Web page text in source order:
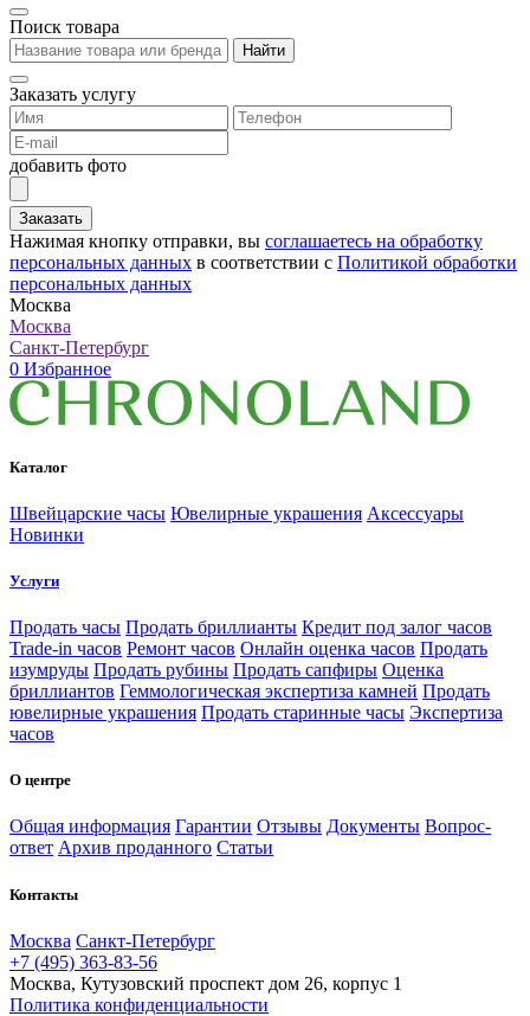
Поиск товара
Найти
Заказать услугу
добавить фото
Заказать
Нажимая кнопку отправки, вы соглашаетесь на обработку
персональных данных в соответствии с Политикой обработки
персональных данных
Москва
Москва
Санкт-Петербург
0 Избранное
Каталог
Швейцарские часы Ювелирные украшения Аксессуары
Новинки
Услуги
Продать часы Продать бриллианты Кредит под залог часов
Trade-in часов Ремонт часов Онлайн оценка часов Продать
изумруды Продать рубины Продать сапфиры Оценка
бриллиантов Геммологическая экспертиза камней Продать
ювелирные украшения Продать старинные часы Экспертиза
часов
О центре
Общая информация Гарантии Отзывы Документы Вопрос-
ответ Архив проданного Статьи
Контакты
Москва Санкт-Петербург
+7 (495) 363-83-56
Москва, Кутузовский проспект дом 26, корпус 1
Политика конфиденциальности